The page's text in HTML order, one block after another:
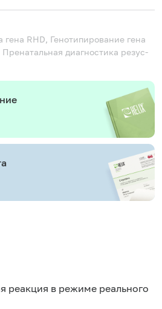
RHD, Генотипирование гена
диагностика резус-
реакция в режиме реального